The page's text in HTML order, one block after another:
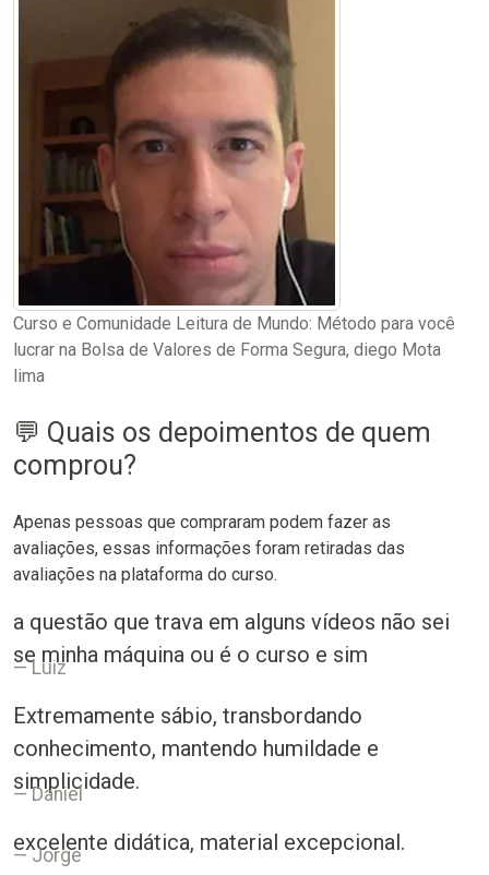
Curso e Comunidade Leitura de Mundo: Método para você
lucrar na Bolsa de Valores de Forma Segura, diego Mota
lima
💬 Quais os depoimentos de quem
comprou?
Apenas pessoas que compraram podem fazer as
avaliações, essas informações foram retiradas das
avaliações na plataforma do curso.
a questão que trava em alguns vídeos não sei
se minha máquina ou é o curso e sim
Luiz
Extremamente sábio, transbordando
conhecimento, mantendo humildade e
simplicidade.
Daniel
excelente didática, material excepcional.
Jorge